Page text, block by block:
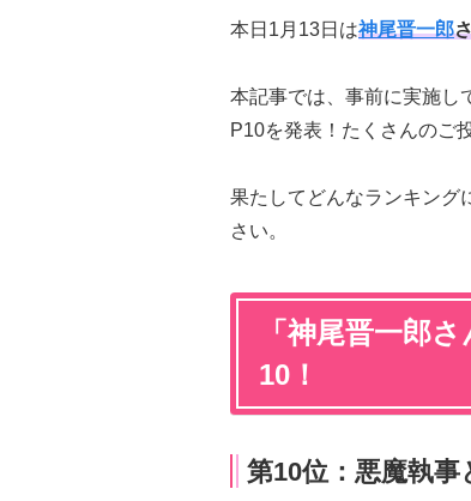
本日1月13日は神尾晋一郎
本記事では、事前に実施し
P10を発表！たくさんのご
果たしてどんなランキング
さい。
「神尾晋一郎
10！
第10位：悪魔執